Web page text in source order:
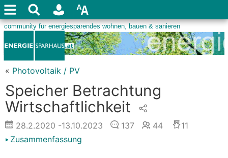
« Photovoltaik / PV
Speicher Betrachtung
Wirtschaftlichkeit
28.2.2020 -13.10.2023 137 44
11
Zusammenfassung